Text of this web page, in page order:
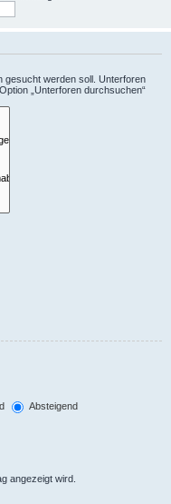
gesucht werden soll. Unterforen
„Unterforen durchsuchen“
Absteigend
angezeigt wird.